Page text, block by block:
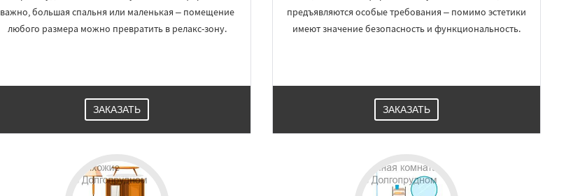
важно, большая спальня или маленькая – помещение
любого размера можно превратить в релакс-зону.
ЗАКАЗАТЬ
предъявляются особые требования – помимо эстетики
имеют значение безопасность и функциональность.
ЗАКАЗАТЬ